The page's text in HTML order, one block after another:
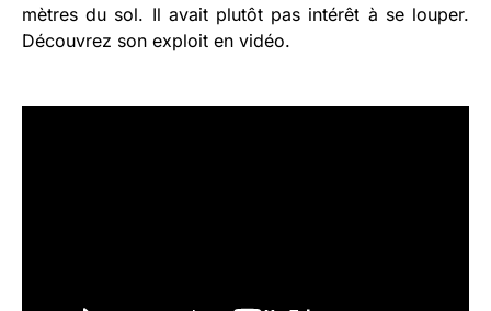
mètres du sol. Il avait plutôt pas intérêt à se louper.
Découvrez son exploit en vidéo.